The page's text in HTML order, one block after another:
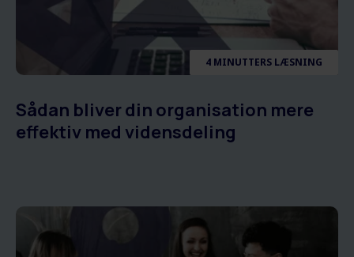
4 MINUTTERS LÆSNING
Sådan bliver din organisation mere
effektiv med vidensdeling